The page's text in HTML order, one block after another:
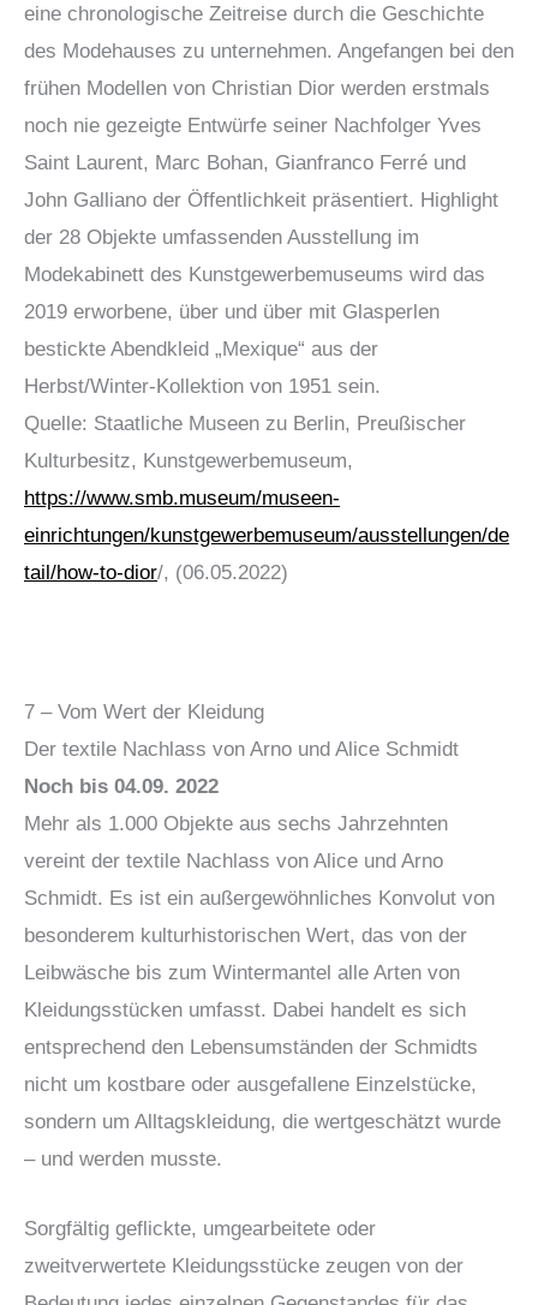
eine chronologische Zeitreise durch die Geschichte
des Modehauses zu unternehmen. Angefangen bei den
frühen Modellen von Christian Dior werden erstmals
noch nie gezeigte Entwürfe seiner Nachfolger Yves
Saint Laurent, Marc Bohan, Gianfranco Ferré und
John Galliano der Öffentlichkeit präsentiert. Highlight
der 28 Objekte umfassenden Ausstellung im
Modekabinett des Kunstgewerbemuseums wird das
2019 erworbene, über und über mit Glasperlen
bestickte Abendkleid „Mexique“ aus der
Herbst/Winter-Kollektion von 1951 sein.
Quelle: Staatliche Museen zu Berlin, Preußischer
Kulturbesitz, Kunstgewerbemuseum,
https://www.smb.museum/museen-
einrichtungen/kunstgewerbemuseum/ausstellungen/de
tail/how-to-dior/, (06.05.2022)
7 – Vom Wert der Kleidung
Der textile Nachlass von Arno und Alice Schmidt
Noch bis 04.09. 2022
Mehr als 1.000 Objekte aus sechs Jahrzehnten
vereint der textile Nachlass von Alice und Arno
Schmidt. Es ist ein außergewöhnliches Konvolut von
besonderem kulturhistorischen Wert, das von der
Leibwäsche bis zum Wintermantel alle Arten von
Kleidungsstücken umfasst. Dabei handelt es sich
entsprechend den Lebensumständen der Schmidts
nicht um kostbare oder ausgefallene Einzelstücke,
sondern um Alltagskleidung, die wertgeschätzt wurde
– und werden musste.
Sorgfältig geflickte, umgearbeitete oder
zweitverwertete Kleidungsstücke zeugen von der